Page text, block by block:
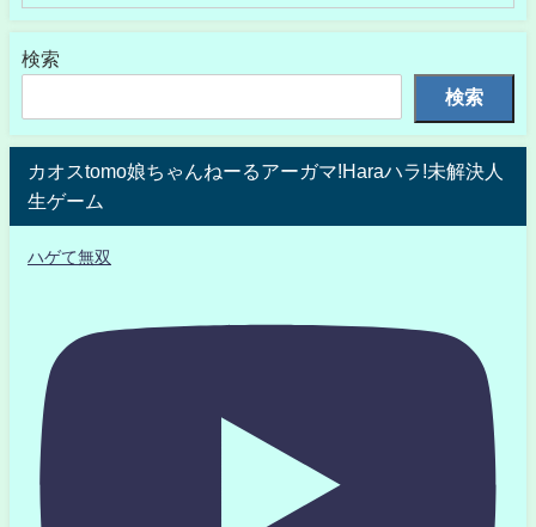
検索
検索
カオスtomo娘ちゃんねーるアーガマ!Haraハラ!未解決人
生ゲーム
ハゲて無双